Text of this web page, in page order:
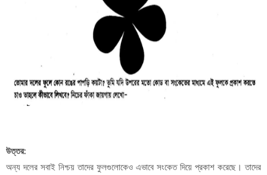
উত্তর:
অন্য দলের সবাই নিশ্চয় তাদের ফুলগুলোকেও এভাবে সংকেত দিয়ে প্রকাশ করেছে। তাদের